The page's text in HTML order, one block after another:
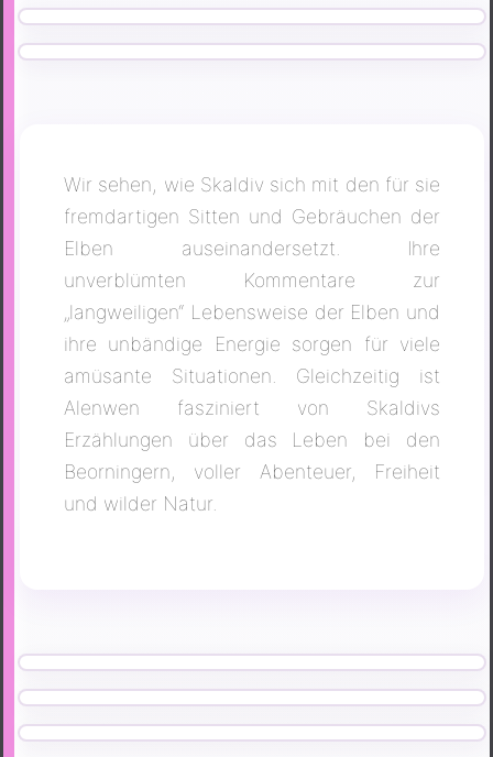
Wir sehen, wie Skaldiv sich mit den für sie
fremdartigen Sitten und Gebräuchen der
Elben auseinandersetzt. Ihre
unverblümten Kommentare zur
„langweiligen“ Lebensweise der Elben und
ihre unbändige Energie sorgen für viele
amüsante Situationen. Gleichzeitig ist
Alenwen fasziniert von Skaldivs
Erzählungen über das Leben bei den
Beorningern, voller Abenteuer, Freiheit
und wilder Natur.